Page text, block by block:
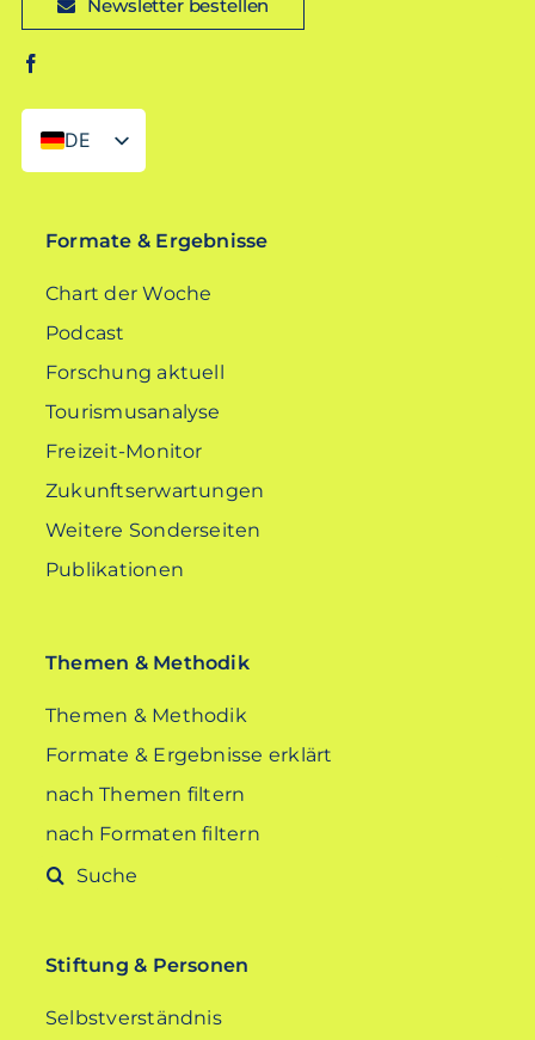
Newsletter bestellen
DE
EN
Formate & Ergebnisse
Chart der Woche
Podcast
Forschung aktuell
Tourismusanalyse
Freizeit-Monitor
Zukunftserwartungen
Weitere Sonderseiten
Publikationen
Themen & Methodik
Themen & Methodik
Formate & Ergebnisse erklärt
nach Themen filtern
nach Formaten filtern
Suche
Stiftung & Personen
Selbstverständnis